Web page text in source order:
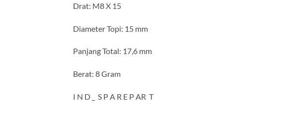
Drat: M8 X 15
Diameter Topi: 15 mm
Panjang Total: 17,6 mm
Berat: 8 Gram
I N D _ S P A R E P AR T